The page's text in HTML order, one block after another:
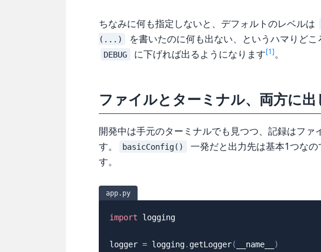
ちなみに何も指定しないと、デフォルトのレベルは
(...)
を書いたのに何も出ない、というハマりどこ
DEBUG に下げれば出るようになります[1]。
ファイルとターミナル、両方に出
開発中は手元のターミナルでも見つつ、記録はファ
す。
basicConfig() 一発だと出力先は基本1つな
す。
app.py
import logging
logger = logging. getLogger( __name__
)